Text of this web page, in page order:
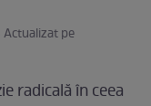
Actualizat pe
radicală în ceea